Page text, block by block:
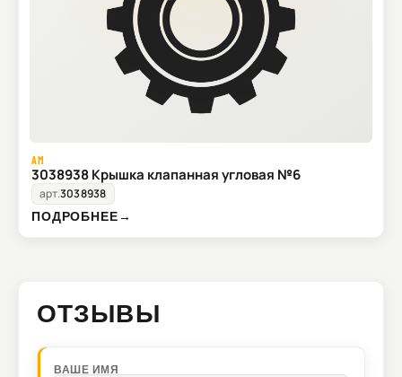
AM
3038938 Крышка клапанная угловая №6
арт.3038938
ПОДРОБНЕЕ→
ОТЗЫВЫ
ВАШЕ ИМЯ